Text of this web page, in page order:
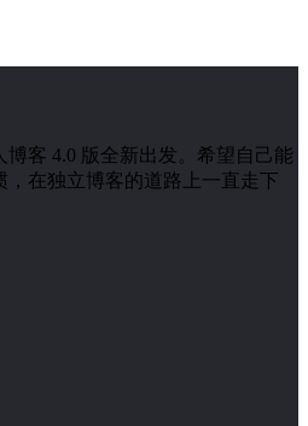
客 4.0 版全新出发。希望自己能
在独立博客的道路上一直走下